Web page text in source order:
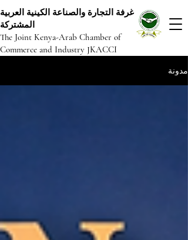
غرفة التجارة والصناعة الكينية العربية
المشتركة
The Joint Kenya-Arab Chamber of
Commerce and Industry JKACCI
مدونة